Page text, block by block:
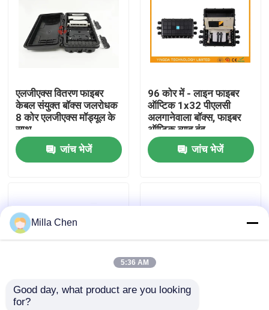
हमारे बारे में
गुणवत्ता नियंत्रण
संपर्क करें
मामलों
एक उद्धरण का अनुरोध करें
फाइबर ऑप्टिक टर्मिनेशन बॉक्स
एलजीएक्स वितरण फाइबर
केबल संयुक्त बॉक्स जलरोधक
8 कोर एलजीएक्स मॉड्यूल के
साथ
जांच भेजें
96 कोर में - लाइन फाइबर
ऑप्टिक 1x32 पीएलसी
अलगानेवाला बॉक्स, फाइबर
ऑप्टिक ब्याह बंद
जांच भेजें
पीओएन एफटीटीएच स्प्लिटर
Milla Chen
5:36 AM
Good day, what product are you looking
for?